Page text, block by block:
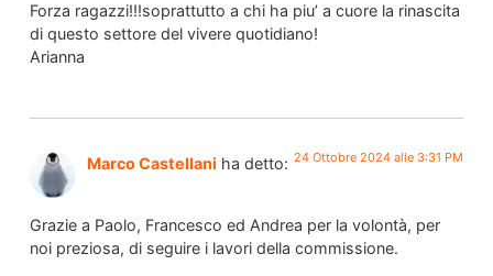
Forza ragazzi!!!soprattutto a chi ha piu’ a cuore la rinascita
di questo settore del vivere quotidiano!
Arianna
Marco Castellani ha detto: 24 Ottobre 2024 alle 3:31 PM
Grazie a Paolo, Francesco ed Andrea per la volontà, per
noi preziosa, di seguire i lavori della commissione.